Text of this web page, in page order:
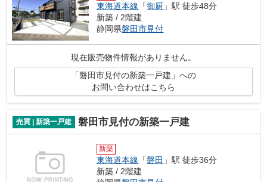
東海道本線 「御厨 」駅 徒歩48分
新築 / 2階建
静岡県磐田市見付
現在販売物件情報がありません。
「磐田市見付の新築一戸建」への
お問い合わせはこちら
売買 | 新築一戸建 磐田市見付の新築一戸建
新築
東海道本線 「磐田 」駅 徒歩36分
新築 / 2階建